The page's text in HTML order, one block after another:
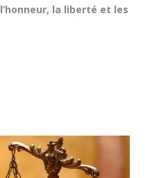
l’honneur, la liberté et les